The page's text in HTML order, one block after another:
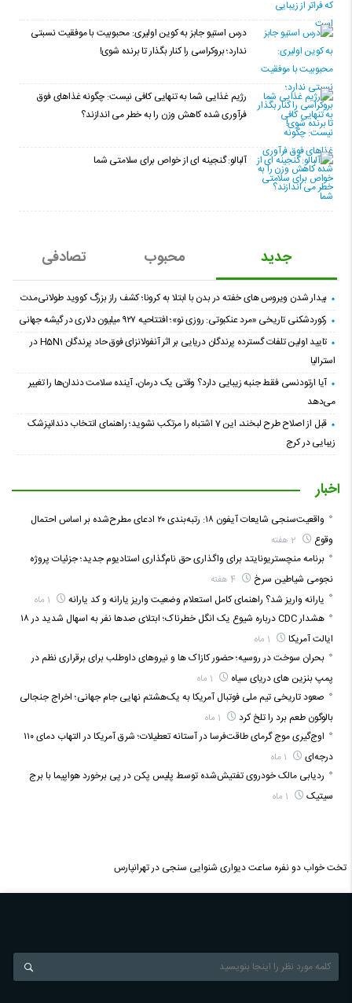
درس استیو جابز به کوین اولیری: محبوبیت با موفقیت نسبتی
ندارد؛ بروکراسی را کنار بگذار تا برنده شوی!
رژیم غذایی شما به تنهایی کافی نیست: چگونه غذاهای فوق
فرآوری شده کاهش وزن را به خطر می اندازند؟
آلبالو: گنجینه ای از خواص برای سلامتی شما
جدید محبوب تصادفی
بیدار شدن ویروس‌ های خفته در بدن با ابتلا به کرونا؛ کشف راز بزرگ کووید طولانی‌مدت
رکوردشکنی تاریخی «مرد عنکبوتی: روزی نو»؛ افتتاحیه ۹۲۷ میلیون دلاری در گیشه جهانی
تایید اولین تلفات گسترده پرندگان دریایی بر اثر آنفولانزای فوق حاد پرندگان H5N1 در
استرالیا
آیا ارتودنسی فقط جنبه زیبایی دارد؟ وقتی یک درمان، آینده سلامت دندان‌ها را تغییر
می‌دهد
قبل از اصلاح طرح لبخند، این 7 اشتباه را مرتکب نشوید؛ راهنمای انتخاب دندانپزشک
زیبایی در کرج
اخبار
واقعیت‌سنجی شایعات آیفون ۱۸: رتبه‌بندی ۲۰ ادعای مطرح‌شده بر اساس احتمال
وقوع
برنامه منچستریونایتد برای واگذاری حق نام‌گذاری استادیوم جدید؛ جزئیات پروژه
نجومی شیاطین سرخ
یارانه واریز شد؟ راهنمای کامل استعلام وضعیت واریز یارانه و کد یارانه
هشدار CDC درباره شیوع یک انگل خطرناک؛ ابتلای صدها نفر به اسهال شدید در ۱۸
ایالت آمریکا
بحران سوخت در روسیه؛ حضور کازاک‌ ها و نیروهای داوطلب برای برقراری نظم در
پمپ بنزین‌ های دریای سیاه
صعود تاریخی تیم ملی فوتبال آمریکا به یک‌هشتم نهایی جام جهانی؛ اخراج جنجالی
بالوگون طعم برد را تلخ کرد
اوج‌گیری موج گرمای طاقت‌فرسا در آستانه تعطیلات؛ شرق آمریکا در التهاب دمای ۱۱۰
درجه‌ای
ردیابی مالک خودروی تفتیش‌شده توسط پلیس پکن در پی برخورد هواپیما با برج
سیتیک
تخت خواب دو نفره ساعت دیواری شنوایی سنجی در تهرانپارس